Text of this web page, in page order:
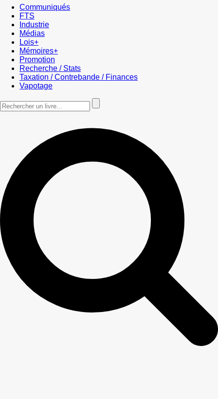
Communiqués
FTS
Industrie
Médias
Lois+
Mémoires+
Promotion
Recherche / Stats
Taxation / Contrebande / Finances
Vapotage